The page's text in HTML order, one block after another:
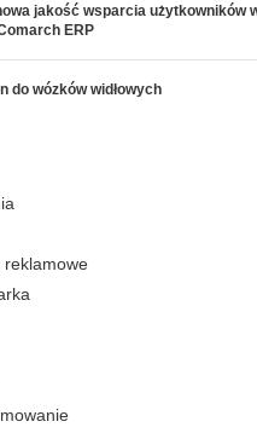
jakość wsparcia użytkowników
ERP
do wózków widłowych
reklamowe